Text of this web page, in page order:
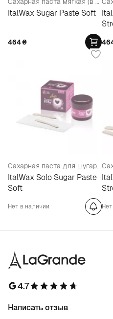
ItalWax Sugar Paste Soft
464₴
Сахарная паста для шугаринга мягкая
ItalWax Solo Sugar Paste
Soft
Нет в наличии
4.7
Написать отзыв